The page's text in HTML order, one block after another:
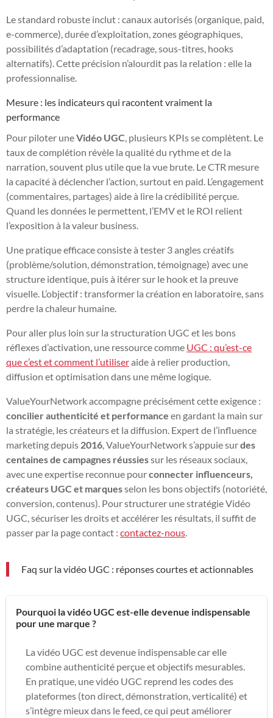
Le standard robuste inclut : canaux autorisés (organique, paid,
e-commerce), durée d’exploitation, zones géographiques,
possibilités d’adaptation (recadrage, sous-titres, hooks
alternatifs). Cette précision n’alourdit pas la relation : elle la
professionnalise.
Mesure : les indicateurs qui racontent vraiment la
performance
Pour piloter uneVidéo UGC , plusieurs KPIs se complètent. Le
taux de complétion révèle la qualité du rythme et de la
narration, souvent plus utile que la vue brute. Le CTR mesure
la capacité à déclencher l’action, surtout en paid. L’engagement
(commentaires, partages) aide à lire la crédibilité perçue.
Quand les données le permettent, l’EMV et le ROI relient
l’exposition à la valeur business.
Une pratique efficace consiste à tester 3 angles créatifs
(problème/solution, démonstration, témoignage) avec une
structure identique, puis à itérer sur le hook et la preuve
visuelle. L’objectif : transformer la création en laboratoire, sans
perdre la chaleur humaine.
Pour aller plus loin sur la structuration UGC et les bons
réflexes d’activation, une ressource comme UGC : qu’est-ce
que c’est et comment l’utiliseraide à relier production,
diffusion et optimisation dans une même logique.
ValueYourNetwork accompagne précisément cette exigence :
concilier authenticité et performance en gardant la main sur
la stratégie, les créateurs et la diffusion. Expert de l’influence
marketing depuis 2016 , ValueYourNetwork s’appuie surdes
centaines de campagnes réussiessur les réseaux sociaux,
avec une expertise reconnue pourconnecter influenceurs,
créateurs UGC et marquesselon les bons objectifs (notoriété,
conversion, contenus). Pour structurer une stratégie Vidéo
UGC, sécuriser les droits et accélérer les résultats, il suffit de
passer par la page contact : contactez-nous
Faq sur la vidéo UGC : réponses courtes et actionnables
Pourquoi la vidéo UGC est-elle devenue indispensable
pour une marque ?
La vidéo UGC est devenue indispensable car elle
combine authenticité perçue et objectifs mesurables.
En pratique, une vidéo UGC reprend les codes des
plateformes (ton direct, démonstration, verticalité) et
s’intègre mieux dans le feed, ce qui peut améliorer